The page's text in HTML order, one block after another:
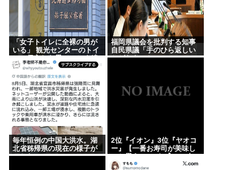
【ＬＰＧ】「イオンモール熊本」爆発の原因は漏れ
た液化石油ガスか…経産省、全国の大規模施設でガ
ス供給設備の点検要請
【画像】広島市長のスピーチを聞いてる時の高市早
苗の顔www
記者「中革連は食料品消費税ゼロを公約に掲げてい
たが？」→階猛氏「それは財源確保という条件付
き」
【悲報】プーチン「あえて申し上げます。 助けてく
ださい。」
【画像】松本人志さん、大勢の若いファンに囲まれ
「女子トイレに全裸の男が
いる」 観光センターのトイ
レに侵入した男（49）を逮
捕 北海道
福岡県議会を批判する知事
自民県議「手のひら返しい
かがなものか」
毎年恒例の中国大洪水。湖
北省秭帰県の現在の様子が
こちら
2位『イオン』3位『ヤオコ
ー』【一番お寿司が美味し
が選ぶ1位に